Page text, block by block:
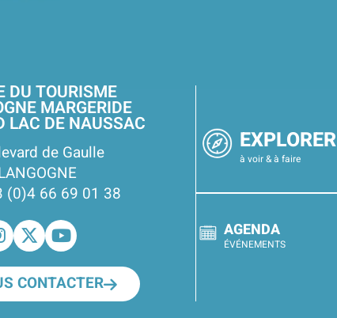
DU TOURISME
MARGERIDE
LAC DE NAUSSAC
de Gaulle
(0)4 66 69 01 38
CONTACTER
EXPLORER
à voir & à faire
AGENDA
ÉVÉNEMENTS